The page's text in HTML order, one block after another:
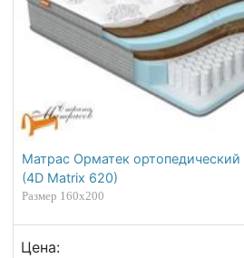
Матрас Орматек ортопедический
(4D Matrix 620)
Размер 160х200
Цена: